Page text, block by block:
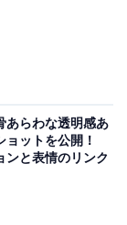
あらわな透明感あ
ョットを公開！
ンと表情のリンク